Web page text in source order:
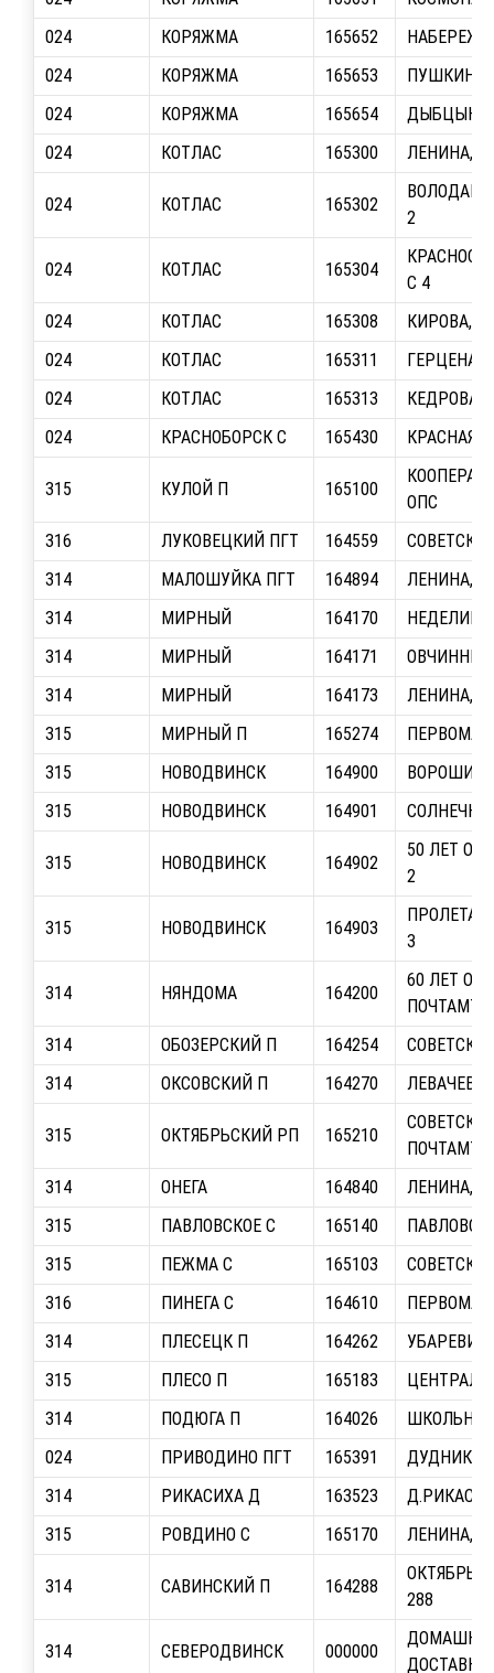
024
КОРЯЖМА 165652
024
КОРЯЖМА 165653
ПУШКИНА,
024
КОРЯЖМА 165654
ДЫБЦЫНА,
024
КОТЛАС 165300 ЛЕНИНА,
024 КОТЛАС 165302
2
024 КОТЛАС 165304
С 4
024
КОТЛАС 165308
КИРОВА,
024
КОТЛАС 165311
ГЕРЦЕНА,
024
КОТЛАС 165313
КЕДРОВА,
024
КРАСНОБОРСК С 165430 КРАСНАЯ,
315 КУЛОЙ П 165100
ОПС
316
ЛУКОВЕЦКИЙ ПГТ 164559
314
МАЛОШУЙКА ПГТ 164894
ЛЕНИНА,
314
МИРНЫЙ 164170
314
МИРНЫЙ 164171
314
МИРНЫЙ 164173
ЛЕНИНА,
315
МИРНЫЙ П 165274
315
НОВОДВИНСК 164900
315
НОВОДВИНСК 164901
315 НОВОДВИНСК 164902
50 ЛЕТ
2
315 НОВОДВИНСК 164903
3
314 НЯНДОМА 164200
60 ЛЕТ
ПОЧТАМТ
314
ОБОЗЕРСКИЙ П 164254
314
ОКСОВСКИЙ П 164270 ЛЕВАЧЕВА,
315 ОКТЯБРЬСКИЙ РП 165210
ПОЧТАМТ
314
ОНЕГА 164840
ЛЕНИНА,
315
ПАВЛОВСКОЕ С 165140
315
ПЕЖМА С 165103
316
ПИНЕГА С 164610
314
ПЛЕСЕЦК П 164262
315
ПЛЕСО П 165183
314
ПОДЮГА П 164026
024
ПРИВОДИНО ПГТ 165391
314
РИКАСИХА Д 163523
315
РОВДИНО С 165170 ЛЕНИНА,
314 САВИНСКИЙ П 164288
288
314 СЕВЕРОДВИНСК 000000
ДОСТАВКА